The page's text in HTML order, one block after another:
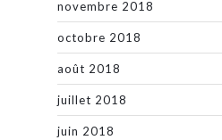
novembre 2018
octobre 2018
août 2018
juillet 2018
juin 2018